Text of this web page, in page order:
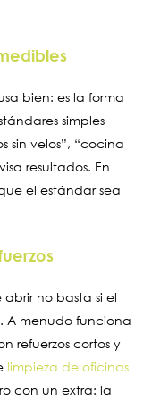
bien: es la forma
simples
sin velos”, “cocina
resultados. En
el estándar sea
abrir no basta si el
A menudo funciona
refuerzos cortos y
limpieza de oficinas
con un extra: la